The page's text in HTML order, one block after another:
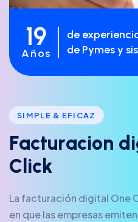
19
Años
de
de Pymes y
SIMPLE & EFICAZ
Facturacion d i
C ick
La facturación digital One
en que las empresas